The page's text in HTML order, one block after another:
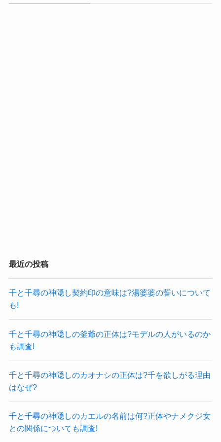
最近の投稿
千と千尋の神隠し契約印の意味は?湯婆婆の誓いについて
も!
千と千尋の神隠しの釜爺の正体は?モデルの人がいるのか
も調査!
千と千尋の神隠しのカオナシの正体は?千を欲しがる理由
はなぜ?
千と千尋の神隠しのカエルの名前は何?正体やナメクジ女
との関係についても調査!